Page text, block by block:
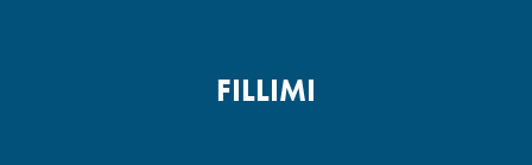
FILLIMI